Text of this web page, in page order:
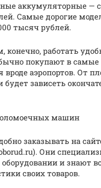
аккумуляторные —
Самые дорогие
тысяч рублей.
конечно, работать
покупают в самые
аэропортов. От
будет зависеть
машин
заказывать на
Они
и знают
своих товаров.